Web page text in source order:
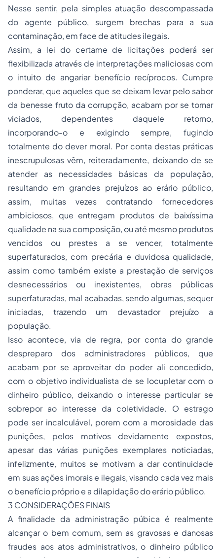
Nesse sentir, pela simples atuação descompassada
do agente público, surgem brechas para a sua
contaminação, em face de atitudes ilegais.
Assim, a lei do certame de licitações poderá ser
flexibilizada através de interpretações maliciosas com
o intuito de angariar benefício recíprocos. Cumpre
ponderar, que aqueles que se deixam levar pelo sabor
da benesse fruto da corrupção, acabam por se tornar
viciados, dependentes daquele retorno,
incorporando-o e exigindo sempre, fugindo
totalmente do dever moral. Por conta destas práticas
inescrupulosas vêm, reiteradamente, deixando de se
atender as necessidades básicas da população,
resultando em grandes prejuízos ao erário público,
assim, muitas vezes contratando fornecedores
ambiciosos, que entregam produtos de baixíssima
qualidade na sua composição, ou até mesmo produtos
vencidos ou prestes a se vencer, totalmente
superfaturados, com precária e duvidosa qualidade,
assim como também existe a prestação de serviços
desnecessários ou inexistentes, obras públicas
superfaturadas, mal acabadas, sendo algumas, sequer
iniciadas, trazendo um devastador prejuízo a
população.
Isso acontece, via de regra, por conta do grande
despreparo dos administradores públicos, que
acabam por se aproveitar do poder ali concedido,
com o objetivo individualista de se locupletar com o
dinheiro público, deixando o interesse particular se
sobrepor ao interesse da coletividade. O estrago
pode ser incalculável, porem com a morosidade das
punições, pelos motivos devidamente expostos,
apesar das várias punições exemplares noticiadas,
infelizmente, muitos se motivam a dar continuidade
em suas ações imorais e ilegais, visando cada vez mais
o benefício próprio e a dilapidação do erário público.
3 CONSIDERAÇÕES FINAIS
A finalidade da administração púbica é realmente
alcançar o bem comum, sem as gravosas e danosas
fraudes aos atos administrativos, o dinheiro público